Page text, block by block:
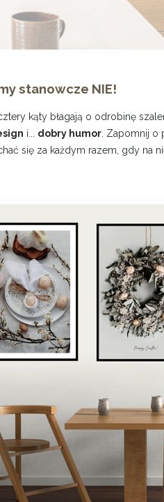
stanowcze NIE!
kąty błagają o odrobinę
i... dobry humor. Zapomnij o
się za każdym razem, gdy na